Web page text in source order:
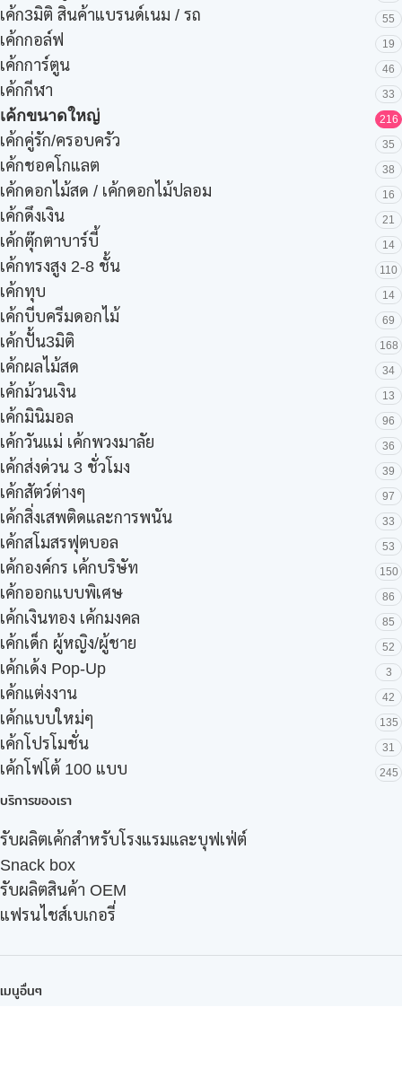
เค้ก3มิติ สินค้าแบรนด์เนม / รถ 55
เค้กกอล์ฟ 19
เค้กการ์ตูน 46
เค้กกีฬา 33
เค้กขนาดใหญ่ 216
เค้กคู่รัก/ครอบครัว 35
เค้กชอคโกแลต 38
เค้กดอกไม้สด / เค้กดอกไม้ปลอม 16
เค้กดึงเงิน 21
เค้กตุ๊กตาบาร์บี้ 14
เค้กทรงสูง 2-8 ชั้น 110
เค้กทุบ 14
เค้กบีบครีมดอกไม้ 69
เค้กปั้น3มิติ 168
เค้กผลไม้สด 34
เค้กม้วนเงิน 13
เค้กมินิมอล 96
เค้กวันแม่ เค้กพวงมาลัย 36
เค้กส่งด่วน 3 ชั่วโมง 39
เค้กสัตว์ต่างๆ 97
เค้กสิ่งเสพติดและการพนัน 33
เค้กสโมสรฟุตบอล 53
เค้กองค์กร เค้กบริษัท 150
เค้กออกแบบพิเศษ 86
เค้กเงินทอง เค้กมงคล 85
เค้กเด็ก ผู้หญิง/ผู้ชาย 52
เค้กเด้ง Pop-Up 3
เค้กแต่งงาน 42
เค้กแบบใหม่ๆ 135
เค้กโปรโมชั่น 31
เค้กโฟโต้ 100 แบบ 245
บริการของเรา
รับผลิตเค้กสำหรับโรงแรมและบุฟเฟ่ต์
Snack box
รับผลิตสินค้า OEM
แฟรนไชส์เบเกอรี่
เมนูอื่นๆ